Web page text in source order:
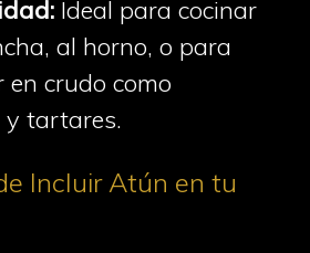
Ideal para cocinar
al horno, o para
en crudo como
y tartares.
Incluir Atún en tu